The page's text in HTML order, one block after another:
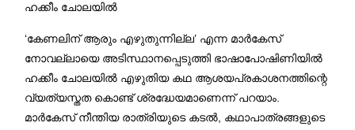
ഹക്കീം ചോലയിൽ
‘കേണലിന് ആരും എഴുതുന്നില്ല’ എന്ന മാർകേസ്
നോവല്ലായെ അടിസ്ഥാനപ്പെടുത്തി ഭാഷാപോഷിണിയിൽ
ഹക്കീം ചോലയിൽ എഴുതിയ കഥ ആശയപ്രകാശനത്തിന്റെ
വ്യത്യസ്തത കൊണ്ട് ശ്രദ്ധേയമാണെന്ന് പറയാം.
മാർകേസ് നീന്തിയ രാത്രിയുടെ കടൽ, കഥാപാത്രങ്ങളുടെ